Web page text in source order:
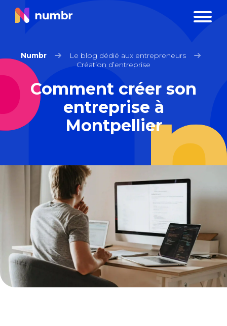
Numbr
Le blog dédié aux entrepreneurs
Création d’entreprise
Comment créer son
entreprise à
Montpellier